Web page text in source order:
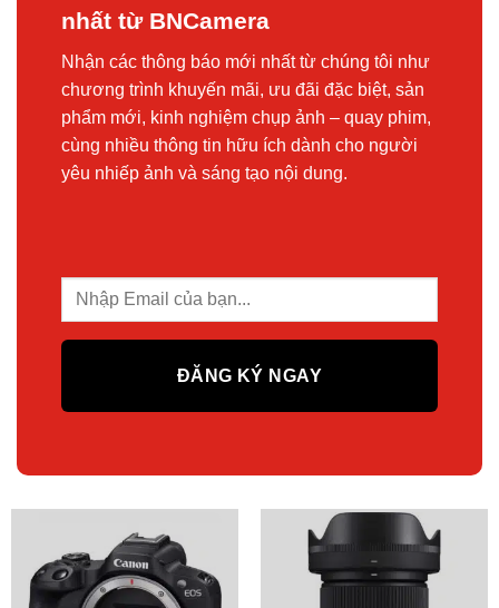
nhất từ BNCamera
Nhận các thông báo mới nhất từ chúng tôi như
chương trình khuyến mãi, ưu đãi đặc biệt, sản
phẩm mới, kinh nghiệm chụp ảnh – quay phim,
cùng nhiều thông tin hữu ích dành cho người
yêu nhiếp ảnh và sáng tạo nội dung.